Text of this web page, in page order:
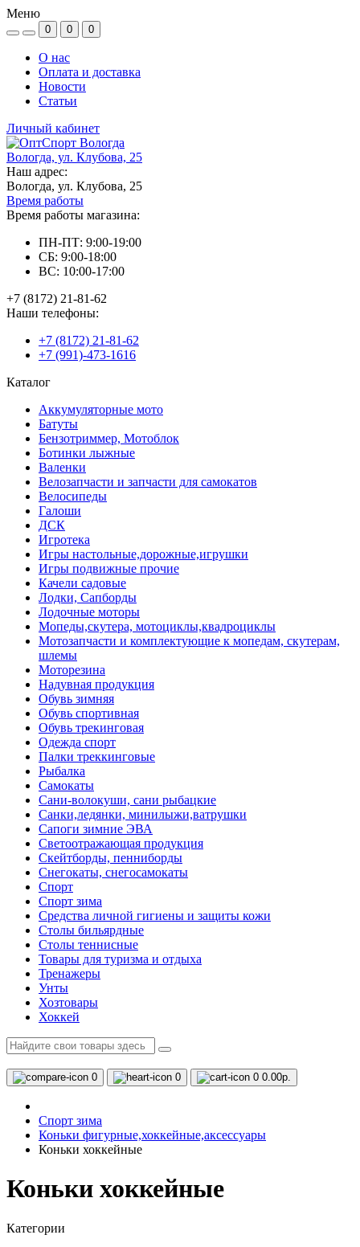
Меню
0 0 0
О нас
Оплата и доставка
Новости
Статьи
Личный кабинет
Вологда, ул. Клубова, 25
Наш адрес:
Вологда, ул. Клубова, 25
Время работы
Время работы магазина:
ПН-ПТ: 9:00-19:00
СБ: 9:00-18:00
ВС: 10:00-17:00
+7 (8172) 21-81-62
Наши телефоны:
+7 (8172) 21-81-62
+7 (991)-473-1616
Каталог
Аккумуляторные мото
Батуты
Бензотриммер, Мотоблок
Ботинки лыжные
Валенки
Велозапчасти и запчасти для самокатов
Велосипеды
Галоши
ДСК
Игротека
Игры настольные,дорожные,игрушки
Игры подвижные прочие
Качели садовые
Лодки, Сапборды
Лодочные моторы
Мопеды,скутера, мотоциклы,квадроциклы
Мотозапчасти и комплектующие к мопедам, скутерам,
шлемы
Моторезина
Надувная продукция
Обувь зимняя
Обувь спортивная
Обувь трекинговая
Одежда спорт
Палки треккинговые
Рыбалка
Самокаты
Сани-волокуши, сани рыбацкие
Санки,ледянки, минилыжи,ватрушки
Сапоги зимние ЭВА
Светоотражающая продукция
Скейтборды, пенниборды
Снегокаты, снегосамокаты
Спорт
Спорт зима
Средства личной гигиены и защиты кожи
Столы бильярдные
Столы теннисные
Товары для туризма и отдыха
Тренажеры
Унты
Хозтовары
Хоккей
0 0 0 0.00р.
Спорт зима
Коньки фигурные,хоккейные,аксессуары
Коньки хоккейные
Коньки хоккейные
Категории